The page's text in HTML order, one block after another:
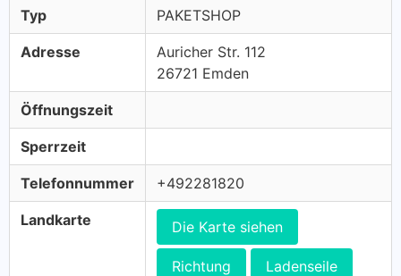
Typ PAKETSHOP
Adresse
Auricher Str. 112
26721 Emden
Öffnungszeit
Sperrzeit
Telefonnummer +492281820
Landkarte Die Karte siehen
Richtung Ladenseile